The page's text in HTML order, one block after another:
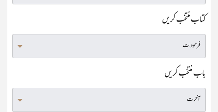
کتاب منتخب کریں
باب منتخب کریں